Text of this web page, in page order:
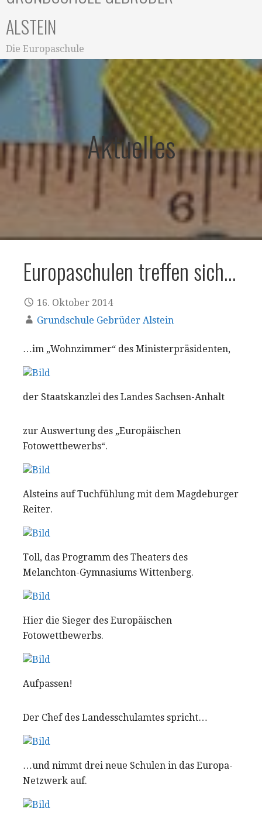
ALSTEIN
Die Europaschule
Aktuelles
Europaschulen treffen sich…
16. Oktober 2014
Grundschule Gebrüder Alstein
…im „Wohnzimmer“ des Ministerpräsidenten,
der Staatskanzlei des Landes Sachsen-Anhalt
zur Auswertung des „Europäischen
Fotowettbewerbs“.
Alsteins auf Tuchfühlung mit dem Magdeburger
Reiter.
Toll, das Programm des Theaters des
Melanchton-Gymnasiums Wittenberg.
Hier die Sieger des Europäischen
Fotowettbewerbs.
Aufpassen!
Der Chef des Landesschulamtes spricht…
…und nimmt drei neue Schulen in das Europa-
Netzwerk auf.